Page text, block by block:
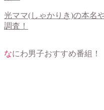
光ママ(しゃかりき)の本名
調査！
なにわ男子おすすめ番組！